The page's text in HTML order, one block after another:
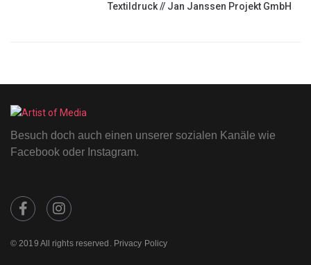
Textildruck // Jan Janssen Projekt GmbH
Besuch doch auch einen unserer sozialen Kanäle wie
Facebook oder Instagram.
© 2019 All rights reserved. Privacy Policy